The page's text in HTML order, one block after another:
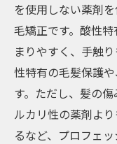
を使用しない薬剤
毛矯正です。酸性
まりやすく、手触
性特有の毛髪保護
す。ただし、髪の
ルカリ性の薬剤よ
るなど、プロフェ